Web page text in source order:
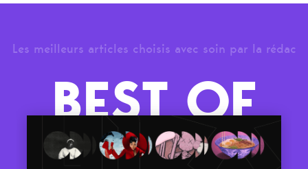
Les meilleurs articles choisis avec soin par la rédac
BEST OF